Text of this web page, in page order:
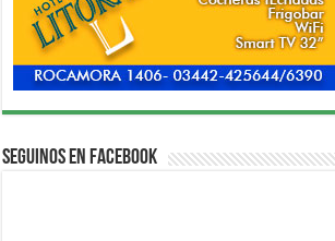
Seguinos en Facebook